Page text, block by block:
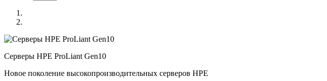
Серверы HPE ProLiant Gen10
Новое поколение высокопроизводительных серверов HPE